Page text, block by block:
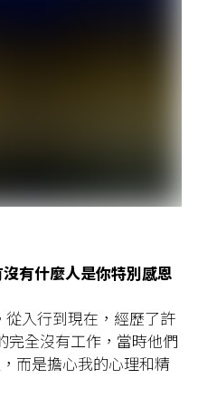
有什麼人是你特別感恩
入行到現在，經歷了許
完全沒有工作，當時他們
而是擔心我的心理和精